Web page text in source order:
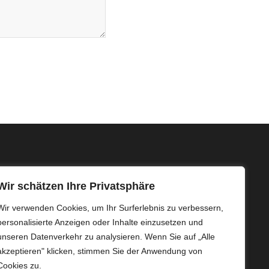
schätzen Ihre Privatsphäre
verwenden Cookies, um Ihr Surferlebnis zu verbessern,
Anzeigen oder Inhalte einzusetzen und
Datenverkehr zu analysieren. Wenn Sie auf „Alle
klicken, stimmen Sie der Anwendung von
zu.
INFOS
Serviceleistungen sichern wir eine effiziente kaufmännische
Betriebsführung Ihrer Photovoltaikanlage.